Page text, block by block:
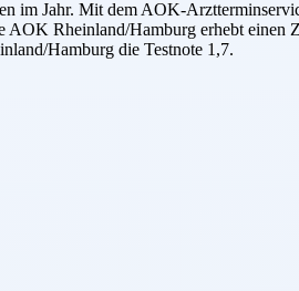
im Jahr. Mit dem AOK-
Rheinland/Hamburg erhebt einen
Hamburg die Testnote 1,7.